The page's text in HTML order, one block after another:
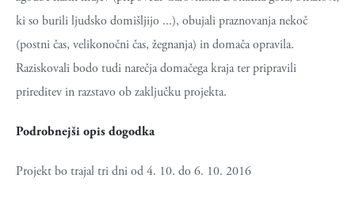
ki so burili ljudsko domišljijo ...), obujali praznovanja nekoč
(postni čas, velikonočni čas, žegnanja) in domača opravila.
Raziskovali bodo tudi narečja domačega kraja ter pripravili
prireditev in razstavo ob zaključku projekta.
Podrobnejši opis dogodka
Projekt bo trajal tri dni od 4. 10. do 6. 10. 2016